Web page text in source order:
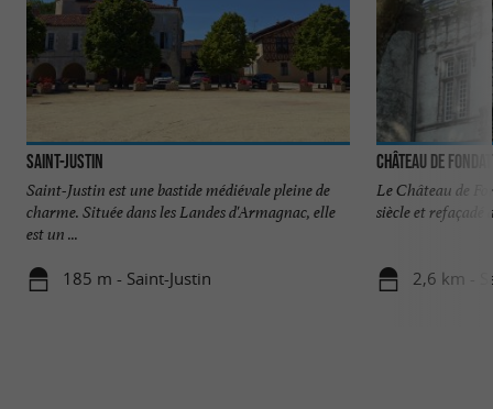
Saint-Justin
Saint-Justin est une bastide médiévale pleine de
charme. Située dans les Landes d'Armagnac, elle
est un ...
185 m - Saint-Justin
Château de Fondat
Le Château de
siècle et refaçadé
2,6 km -